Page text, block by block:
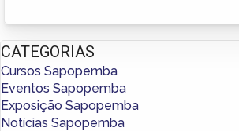
CATEGORIAS
Cursos Sapopemba
Eventos Sapopemba
Exposição Sapopemba
Notícias Sapopemba